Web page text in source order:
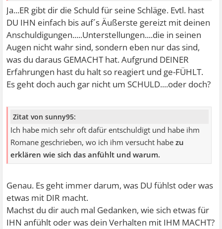
unter Schock und Stress war, habe ich um seine
Verzeihung gebettelt und dass er mich bitte nicht
verlassen soll und ich an mir arbeiten werde. Und ja er
hat mir verziehen.
Ja...ER gibt dir die Schuld für seine Schläge. Evtl. hast
DU IHN einfach bis auf´s Äußerste gereizt mit deinen
Anschuldigungen.....Unterstellungen....die in seinen
Augen nicht wahr sind, sondern eben nur das sind,
was du daraus GEMACHT hat. Aufgrund DEINER
Erfahrungen hast du halt so reagiert und ge-FÜHLT.
Es geht doch auch gar nicht um SCHULD....oder doch?
Zitat von sunny95:
Ich habe mich sehr oft dafür entschuldigt und habe ihm
Romane geschrieben, wo ich ihm versucht habezu
erklären wie sich das anfühlt und warum.
Genau. Es geht immer darum, was DU fühlst oder was
etwas mit DIR macht.
Machst du dir auch mal Gedanken, wie sich etwas für
IHN anfühlt oder was dein Verhalten mit IHM MACHT?